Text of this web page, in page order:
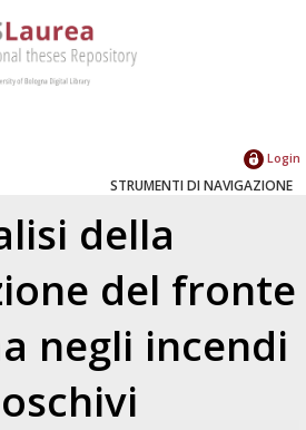
Login
STRUMENTI DI NAVIGAZIONE
della
del fronte
negli incendi